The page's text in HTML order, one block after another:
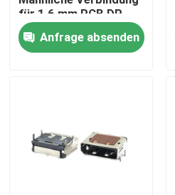
Kontakte
für 1,6 mm PCB DP
20Pin Männliche
Verbindung
Anfrage absenden